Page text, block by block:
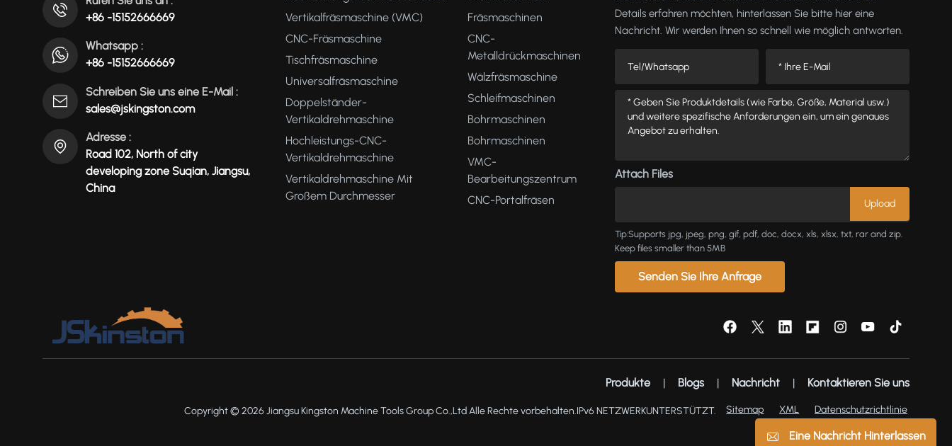
+86 -15152666669
Whatsapp :
+86 -15152666669
Schreiben Sie uns eine E-Mail :
sales@jskingston.com
Adresse :
Road 102, North of city
developing zone Suqian, Jiangsu,
China
Vertikalfräsmaschine (VMC)
CNC-Fräsmaschine
Tischfräsmaschine
Universalfräsmaschine
Doppelständer-
Vertikaldrehmaschine
Hochleistungs-CNC-
Vertikaldrehmaschine
Vertikaldrehmaschine Mit
Großem Durchmesser
Fräsmaschinen
CNC-
Metalldrückmaschinen
Wälzfräsmaschine
Schleifmaschinen
Bohrmaschinen
Bohrmaschinen
VMC-
Bearbeitungszentrum
CNC-Portalfräsen
Details erfahren möchten, hinterlassen Sie bitte hier eine
Nachricht. Wir werden Ihnen so schnell wie möglich antworten.
Attach Files
Tip:Supports jpg, jpeg, png, gif, pdf, doc, docx, xls, xlsx, txt, rar and zip.
Keep files smaller than 5MB
Senden Sie Ihre Anfrage
Produkte | Blogs | Nachricht | Kontaktieren Sie uns
Copyright © 2026 Jiangsu Kingston Machine Tools Group Co.,Ltd Alle Rechte vorbehalten.IPv6 NETZWERKUNTERSTÜTZT. Sitemap XML Datenschutzrichtlinie
Eine Nachricht Hinterlassen